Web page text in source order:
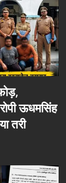
ऊधमसिंह
तरी